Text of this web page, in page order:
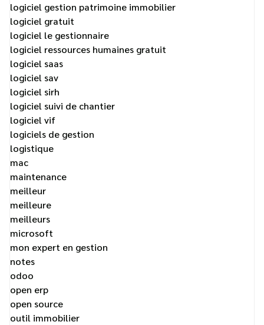
logiciel gestion patrimoine immobilier
logiciel gratuit
logiciel le gestionnaire
logiciel ressources humaines gratuit
logiciel saas
logiciel sav
logiciel sirh
logiciel suivi de chantier
logiciel vif
logiciels de gestion
logistique
mac
maintenance
meilleur
meilleure
meilleurs
microsoft
mon expert en gestion
notes
odoo
open erp
open source
outil immobilier